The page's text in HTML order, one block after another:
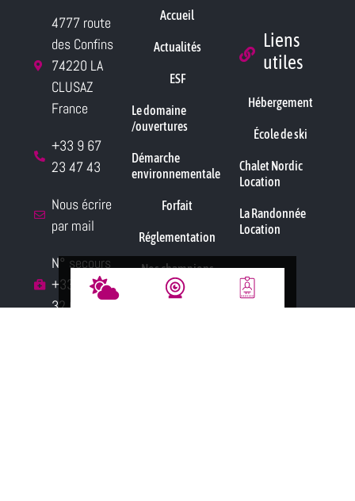
4777 route
des Confins
74220 LA
CLUSAZ
France
+33 9 67
23 47 43
Nous écrire
par mail
N° secours
+33 4 50
32 65 15
Accueil
Actualités
ESF
Le domaine
/ouvertures
Démarche
environnementale
Forfait
Réglementation
Nos champions
Contact
Liens
utiles
Hébergement
École de ski
Chalet Nordic
Location
La Randonnée
Location